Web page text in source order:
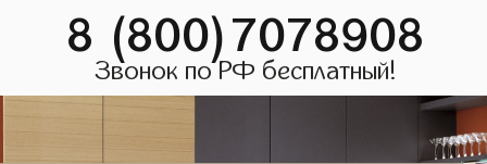
8 (800)7078908
Звонок по РФ бесплатный!